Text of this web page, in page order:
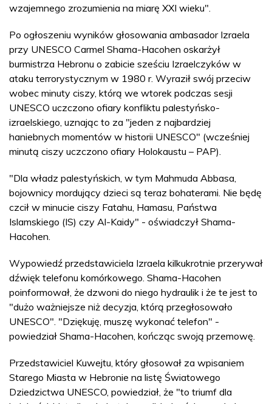
wzajemnego zrozumienia na miarę XXI wieku".
Po ogłoszeniu wyników głosowania ambasador Izraela
przy UNESCO Carmel Shama-Hacohen oskarżył
burmistrza Hebronu o zabicie sześciu Izraelczyków w
ataku terrorystycznym w 1980 r. Wyraził swój przeciw
wobec minuty ciszy, którą we wtorek podczas sesji
UNESCO uczczono ofiary konfliktu palestyńsko-
izraelskiego, uznając to za "jeden z najbardziej
haniebnych momentów w historii UNESCO" (wcześniej
minutą ciszy uczczono ofiary Holokaustu – PAP).
"Dla władz palestyńskich, w tym Mahmuda Abbasa,
bojownicy mordujący dzieci są teraz bohaterami. Nie będę
czcił w minucie ciszy Fatahu, Hamasu, Państwa
Islamskiego (IS) czy Al-Kaidy" - oświadczył Shama-
Hacohen.
Wypowiedź przedstawiciela Izraela kilkukrotnie przerywał
dźwięk telefonu komórkowego. Shama-Hacohen
poinformował, że dzwoni do niego hydraulik i że te jest to
"dużo ważniejsze niż decyzja, którą przegłosowało
UNESCO". "Dziękuję, muszę wykonać telefon" -
powiedział Shama-Hacohen, kończąc swoją przemowę.
Przedstawiciel Kuwejtu, który głosował za wpisaniem
Starego Miasta w Hebronie na listę Światowego
Dziedzictwa UNESCO, powiedział, że "to triumf dla